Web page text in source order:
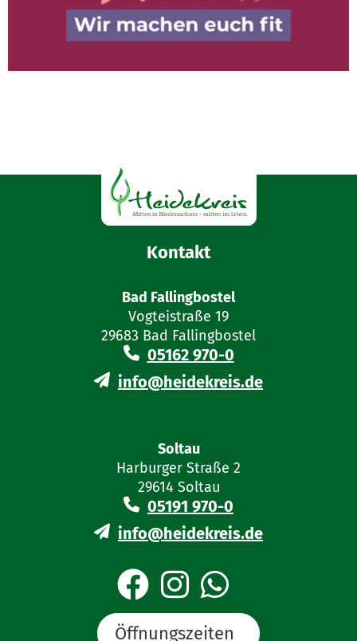
Kontakt
Bad Fallingbostel
Vogteistraße 19
29683 Bad Fallingbostel
05162 970-0
info@heidekreis.de
Soltau
Harburger Straße 2
29614 Soltau
05191 970-0
info@heidekreis.de
Öffnungszeiten